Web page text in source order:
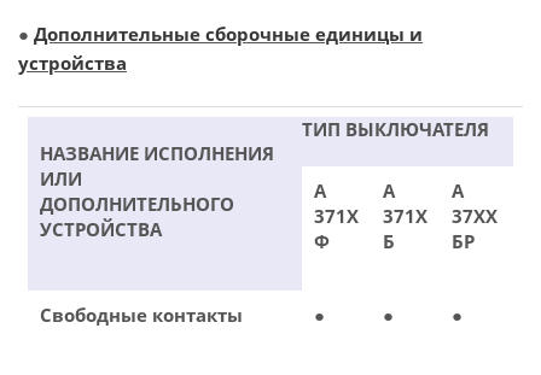
● Дополнительные сборочные единицы и
устройства
НАЗВАНИЕ ИСПОЛНЕНИЯ
ИЛИ
ДОПОЛНИТЕЛЬНОГО
УСТРОЙСТВА
ТИП ВЫКЛЮЧАТЕЛЯ
А
371Х
Ф
А
371Х
Б
А
37ХХ
БР
Свободные контакты ● ● ●